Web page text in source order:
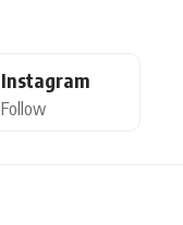
Instagram
Follow